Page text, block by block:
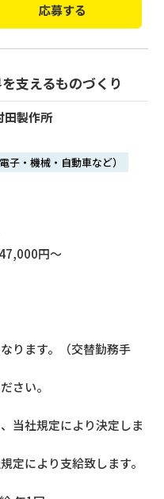
応募する
支えるものづくり
田製作所
子・機械・自動車など）
円～
ります。（交替勤務手
さい。
当社規定により決定しま
定により支給致します。